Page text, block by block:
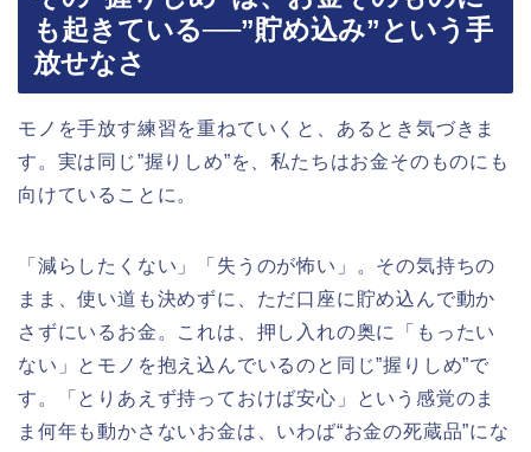
も起きている──”貯め込み”という手
放せなさ
モノを手放す練習を重ねていくと、あるとき気づきま
す。実は同じ”握りしめ”を、私たちはお金そのものにも
向けていることに。
「減らしたくない」「失うのが怖い」。その気持ちの
まま、使い道も決めずに、ただ口座に貯め込んで動か
さずにいるお金。これは、押し入れの奥に「もったい
ない」とモノを抱え込んでいるのと同じ”握りしめ”で
す。「とりあえず持っておけば安心」という感覚のま
ま何年も動かさないお金は、いわば“お金の死蔵品”にな